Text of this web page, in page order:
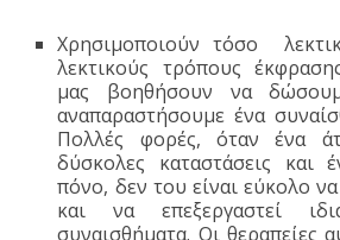
Χρησιμοποιούν τόσο
λεκτικούς τρόπους
μας βοηθήσουν να
αναπαραστήσουμε ένα
Πολλές φορές, όταν ένα
δύσκολες καταστάσεις και
πόνο, δεν του είναι εύκολο
και να επεξεργαστεί
συναισθήματα. Οι θεραπείες